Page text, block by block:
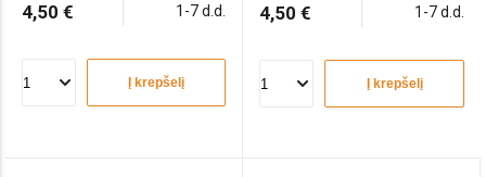
4,50 € 1-7 d.d.
Į krepšelį
4,50 € 1-7 d.d.
Į krepšelį